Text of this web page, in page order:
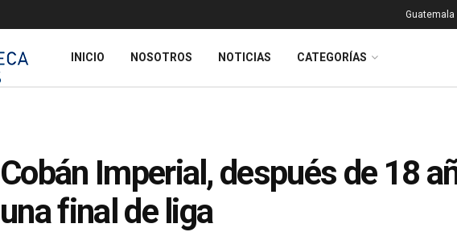
INICIO NOSOTROS NOTICIAS CATEGORÍAS
Cobán Imperial, después de 18
una final de liga